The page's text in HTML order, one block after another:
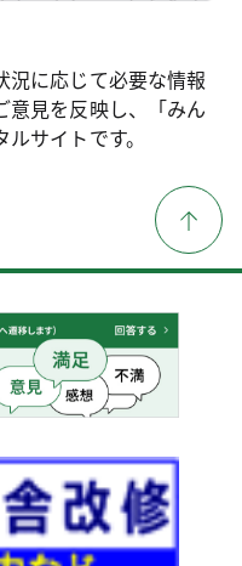
況に応じて必要な情報
意見を反映し、「みん
サイトです。